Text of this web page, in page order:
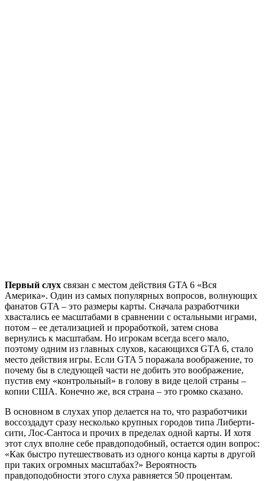
Первый слух связан с местом действия GTA 6 «Вся
Америка». Один из самых популярных вопросов, волнующих
фанатов GTA – это размеры карты. Сначала разработчики
хвастались ее масштабами в сравнении с остальными играми,
потом – ее детализацией и проработкой, затем снова
вернулись к масштабам. Но игрокам всегда всего мало,
поэтому одним из главных слухов, касающихся GTA 6, стало
место действия игры. Если GTA 5 поражала воображение, то
почему бы в следующей части не добить это воображение,
пустив ему «контрольный» в голову в виде целой страны –
копии США. Конечно же, вся страна – это громко сказано.
В основном в слухах упор делается на то, что разработчики
воссоздадут сразу несколько крупных городов типа Либерти-
сити, Лос-Сантоса и прочих в пределах одной карты. И хотя
этот слух вполне себе правдоподобный, остается один вопрос:
«Как быстро путешествовать из одного конца карты в другой
при таких огромных масштабах?» Вероятность
правдоподобности этого слуха равняется 50 процентам.